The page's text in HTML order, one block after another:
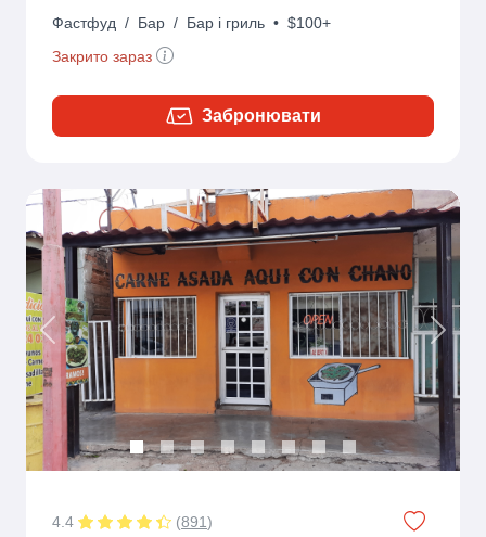
Фастфуд / Бар / Бар і гриль • $100+
Закрито зараз
Забронювати
Previous Next
4.4 (891)